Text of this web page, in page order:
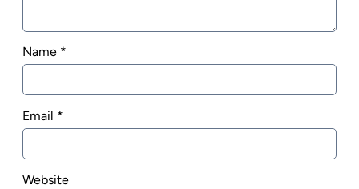
Name *
Email *
Website